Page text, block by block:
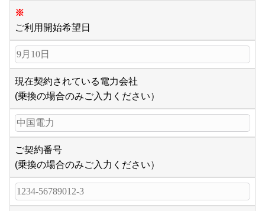
※
ご利用開始希望日
現在契約されている電力会社
(乗換の場合のみご入力ください）
ご契約番号
(乗換の場合のみご入力ください）